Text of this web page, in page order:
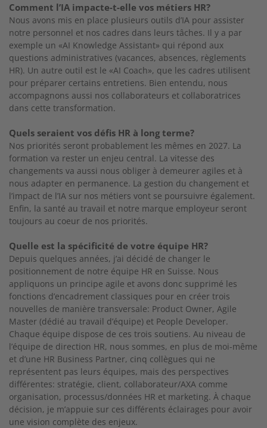
Comment l’IA impacte-t-elle vos métiers HR?
Nous avons mis en place plusieurs outils d’IA pour assister
notre personnel et nos cadres dans leurs tâches. Il y a par
exemple un «AI Knowledge Assistant» qui répond aux
questions administratives (vacances, absences, règlements
HR). Un autre outil est le «AI Coach», que les cadres utilisent
pour préparer certains entretiens. Bien entendu, nous
accompagnons aussi nos collaborateurs et collaboratrices
dans cette transformation.
Quels seraient vos défis HR à long terme?
Nos priorités seront probablement les mêmes en 2027. La
formation va rester un enjeu central. La vitesse des
changements va aussi nous obliger à demeurer agiles et à
nous adapter en permanence. La gestion du changement et
l’impact de l’IA sur nos métiers vont se poursuivre également.
Enfin, la santé au travail et notre marque employeur seront
toujours au coeur de nos priorités.
Quelle est la spécificité de votre équipe HR?
Depuis quelques années, j’ai décidé de changer le
positionnement de notre équipe HR en Suisse. Nous
appliquons un principe agile et avons donc supprimé les
fonctions d’encadrement classiques pour en créer trois
nouvelles de manière transversale: Product Owner, Agile
Master (dédié au travail d’équipe) et People Developer.
Chaque équipe dispose de ces trois soutiens. Au niveau de
l’équipe de direction HR, nous sommes, en plus de moi-même
et d’une HR Business Partner, cinq collègues qui ne
représentent pas leurs équipes, mais des perspectives
différentes: stratégie, client, collaborateur/AXA comme
organisation, processus/données HR et marketing. À chaque
décision, je m’appuie sur ces différents éclairages pour avoir
une vision complète des enjeux.